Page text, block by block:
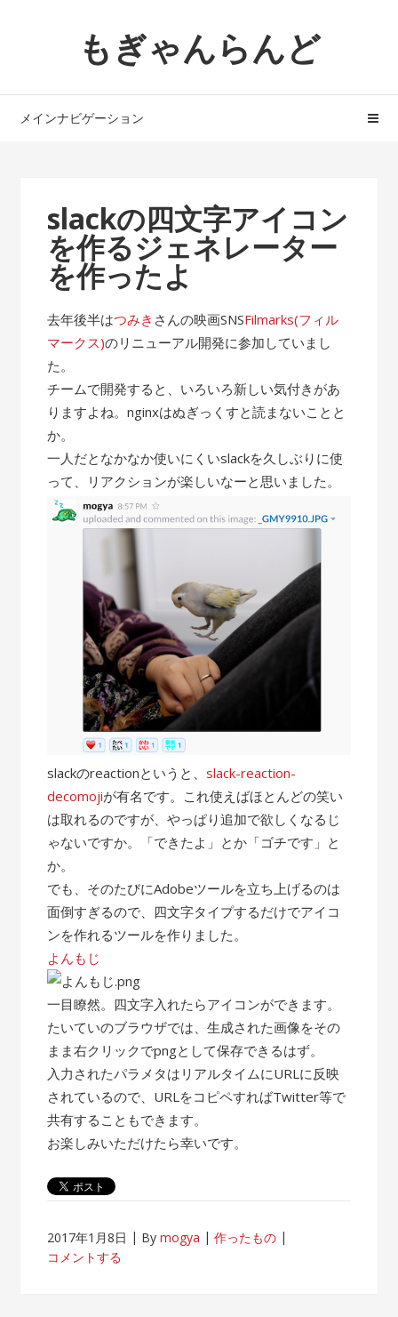
ョ
へ
もぎゃんらんど
メインナビゲーション
slackの四文字アイコン
を作るジェネレーター
を作ったよ
去年後半はつみき さんの映画SNSFilmarks(フィル
マークス)のリニューアル開発に参加していまし
た。
チームで開発すると、いろいろ新しい気付きがあ
りますよね。nginxはぬぎっくすと読まないことと
か。
一人だとなかなか使いにくいslackを久しぶりに使
って、リアクションが楽しいなーと思いました。
slackのreactionというと、slack-reaction-
decomojiが有名です。これ使えばほとんどの笑い
は取れるのですが、やっぱり追加で欲しくなるじ
ゃないですか。「できたよ」とか「ゴチです」と
か。
でも、そのたびにAdobeツールを立ち上げるのは
面倒すぎるので、四文字タイプするだけでアイコ
ンを作れるツールを作りました。
よんもじ
一目瞭然。四文字入れたらアイコンができます。
たいていのブラウザでは、生成された画像をその
まま右クリックでpngとして保存できるはず。
入力されたパラメタはリアルタイムにURLに反映
されているので、URLをコピペすればTwitter等で
共有することもできます。
お楽しみいただけたら幸いです。
2017年1月8日 Bymogya
作ったもの
コメントする